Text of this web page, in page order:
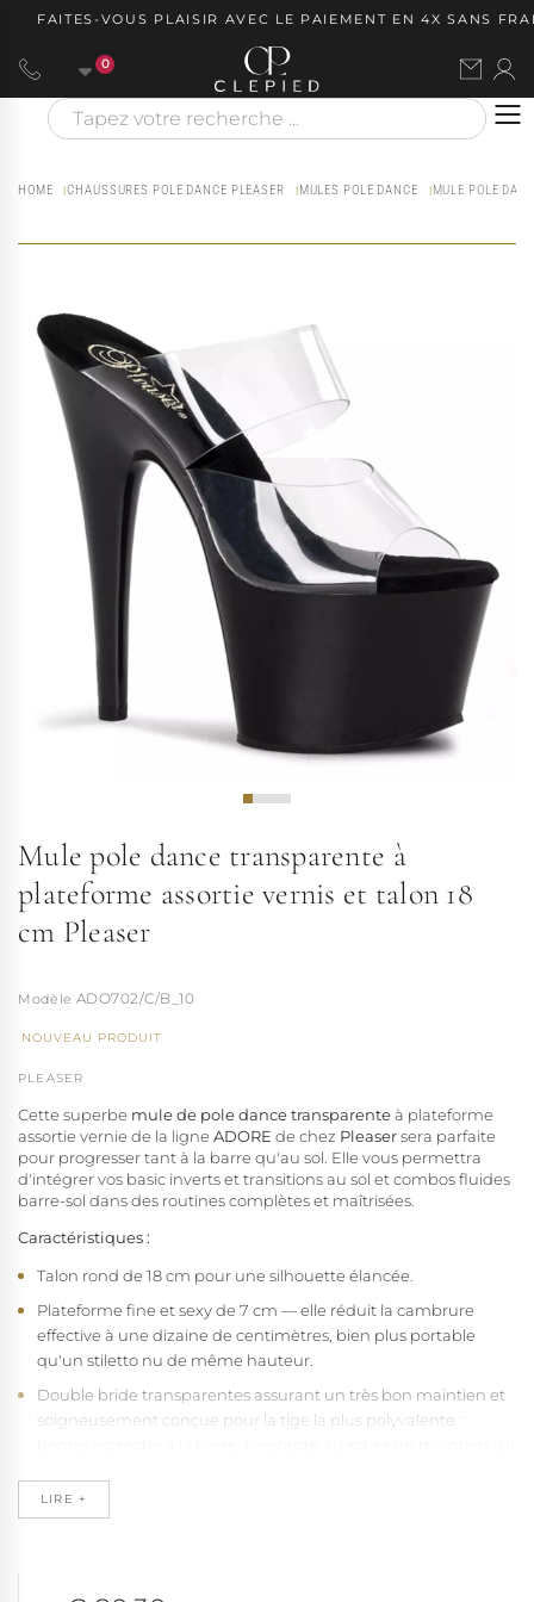
FAITES-VOUS PLAISIR AVEC LE PAIEMENT EN 4X SANS
0
HOME CHAUSSURES POLE DANCE PLEASER MULES POLE DANCE
Mule pole dance transparente à
plateforme assortie vernis et talon 18
cm Pleaser
ADO702/C/B_10
NOUVEAU PRODUIT
PLEASER
Cette superbe mule de pole dance transparenteà plateforme
assortie vernie de la ligne ADORE de chez Pleasersera parfaite
pour progresser tant à la barre qu'au sol. Elle vous permettra
d'intégrer vos basic inverts et transitions au sol et combos fluides
barre-sol dans des routines complètes et maîtrisées.
Caractéristiques :
Talon rond de 18 cm pour une silhouette élancée.
Plateforme fine et sexy de 7 cm — elle réduit la cambrure
effective à une dizaine de centimètres, bien plus portable
qu'un stiletto nu de même hauteur.
Double bride transparentes assurant un très bon maintien et
soigneusement conçue pour la tige la plus polyvalente :
Base vernis — évitez les contacts avec des surfaces abrasives
LIRE +